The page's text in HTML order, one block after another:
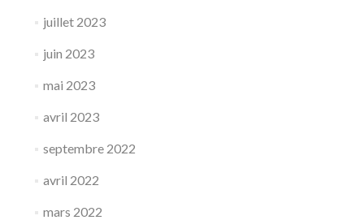
juillet 2023
juin 2023
mai 2023
avril 2023
septembre 2022
avril 2022
mars 2022